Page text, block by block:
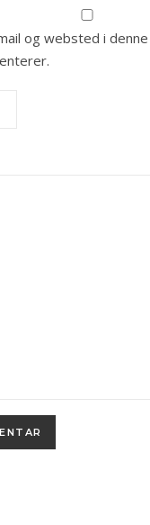
og websted i